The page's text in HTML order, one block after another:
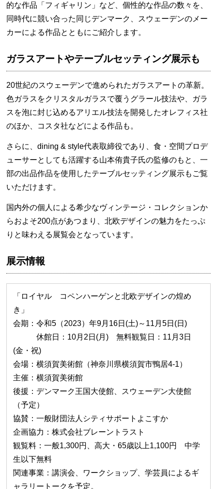
的な作品「フィギャリン」など、個性的な作品の数々を、
同時代に競い合った同じデンマーク、スウェーデンのメー
カーによる作品とともにご紹介します。
ガラスアートやテーブルセッティング展示も
20世紀のスウェーデンで進められたガラスアートの革新。
色ガラスをクリスタルガラスで覆うグラール技法や、ガラ
スを泡に封じ込めるアリエル技法を開発したオレフィス社
のほか、コスタ社などによる作品も。
さらに、dining & style代表取締役であり、食・空間プロデ
ューサーとしても活躍する山本侑貴子氏の監修のもと、一
部の出品作品を使用したテーブルセッティング展示もご覧
いただけます。
国内外の個人による希少なヴィンテージ・コレクションか
らおよそ200点があつまり、北欧デザインの魅力をたっぷ
りと味わえる展覧会となっています。
展示情報
「ロイヤル コペンハーゲンと北欧デザインの煌め
き」
会期：令和5（2023）年9月16日(土)～11月5日(日)
休館日：10月2日(月) 無料観覧日：11月3日
(金・祝)
会場：横須賀美術館（神奈川県横須賀市鴨居4-1）
主催：横須賀美術館
後援：デンマーク王国大使館、スウェーデン大使館
（予定）
協賛：一般財団法人シティサポートよこすか
企画協力：株式会社ブレーントラスト
観覧料：一般1,300円、高大・65歳以上1,100円 中学
生以下無料
関連事業：講演会、ワークショップ、学芸員によるギ
ャラリートークを予定。